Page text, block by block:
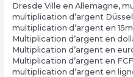
Dresde Ville en Allemagne,
multiplication d’argent
multiplication d’argent en
Multiplication d’argent en
Multiplication d’argent en
Multiplication d’argent en
multiplication d’argent en